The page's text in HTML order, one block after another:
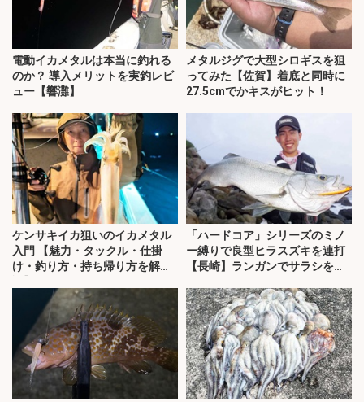
電動イカメタルは本当に釣れる
のか？ 導入メリットを実釣レビ
ュー【響灘】
メタルジグで大型シロギスを狙
ってみた【佐賀】着底と同時に
27.5cmでかキスがヒット！
ケンサキイカ狙いのイカメタル
入門 【魅力・タックル・仕掛
け・釣り方・持ち帰り方を解
「ハードコア」シリーズのミノ
ー縛りで良型ヒラスズキを連打
【長崎】ランガンでサラシを攻